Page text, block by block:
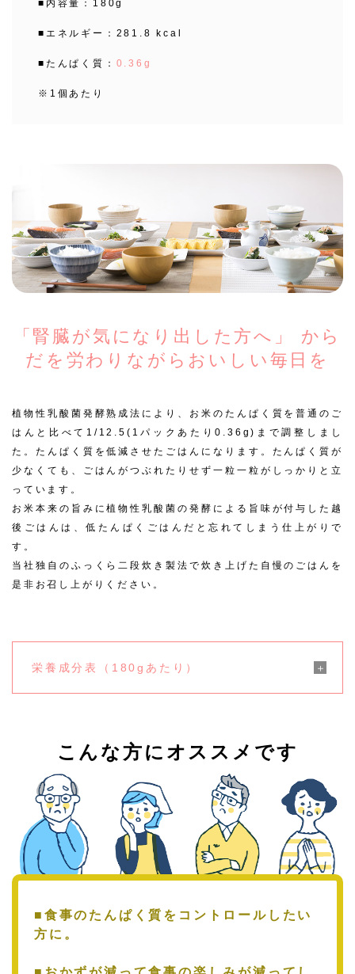
■内容量：180g
■エネルギー：281.8 kcal
■たんぱく質： 0.36g
※1個あたり
「腎臓が気になり出した方へ」
から
だを労わりながらおいしい毎日を
植物性乳酸菌発酵熟成法により、お米のたんぱく質を普通のご
はんと比べて1/12.5(1パックあたり0.36g)まで調整しまし
た。たんぱく質を低減させたごはんになります。たんぱく質が
少なくても、ごはんがつぶれたりせず一粒一粒がしっかりと立
っています。
お米本来の旨みに植物性乳酸菌の発酵による旨味が付与した越
後ごはんは、低たんぱくごはんだと忘れてしまう仕上がりで
す。
当社独自のふっくら二段炊き製法で炊き上げた自慢のごはんを
是非お召し上がりください。
栄養成分表（180gあたり）
こんな方にオススメです
■食事のたんぱく質をコントロールしたい
方に。